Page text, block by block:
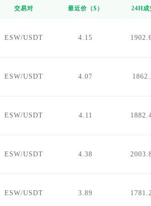
交易对 最近价（$） 24H成
ESW/USDT 4.15
ESW/USDT 4.07
ESW/USDT 4.11
ESW/USDT 4.38
ESW/USDT 3.89